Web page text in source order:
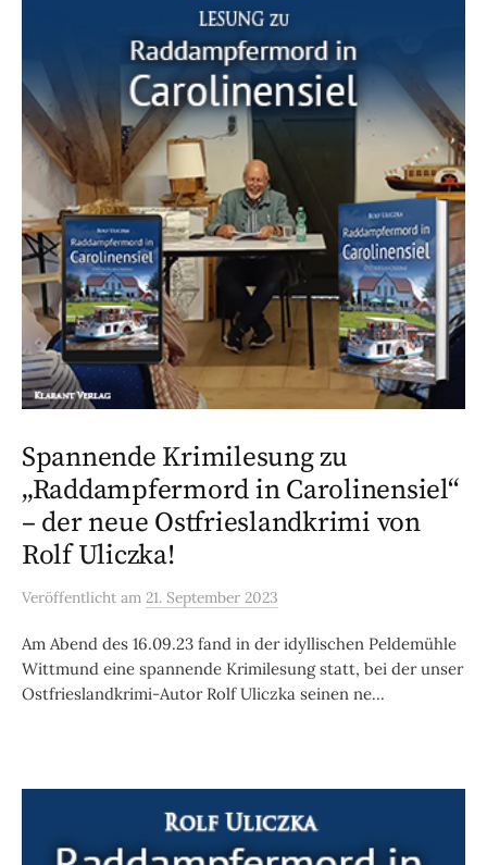
Spannende Krimilesung zu
„Raddampfermord in Carolinensiel“
– der neue Ostfrieslandkrimi von
Rolf Uliczka!
Veröffentlicht am 21. September 2023
Am Abend des 16.09.23 fand in der idyllischen Peldemühle
Wittmund eine spannende Krimilesung statt, bei der unser
Ostfrieslandkrimi-Autor Rolf Uliczka seinen ne...